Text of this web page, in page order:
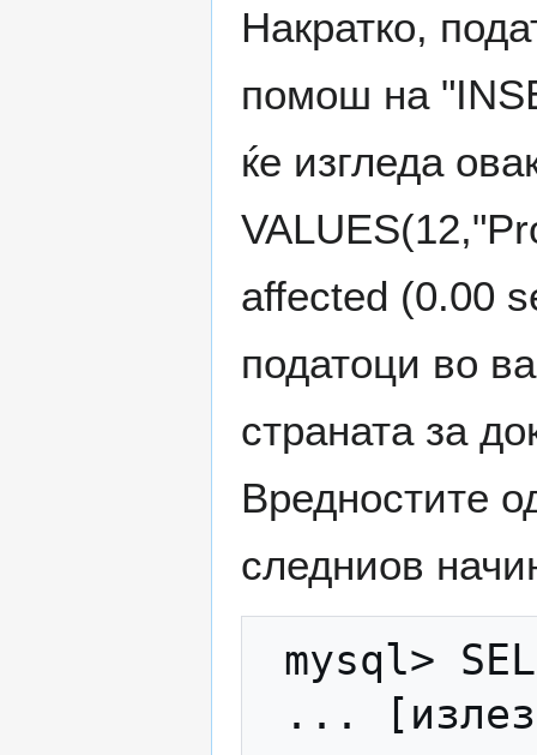
Накратко,
помош на
ќе изгледа
affected (0.00
податоци во
страната за
Вредностите
следниов